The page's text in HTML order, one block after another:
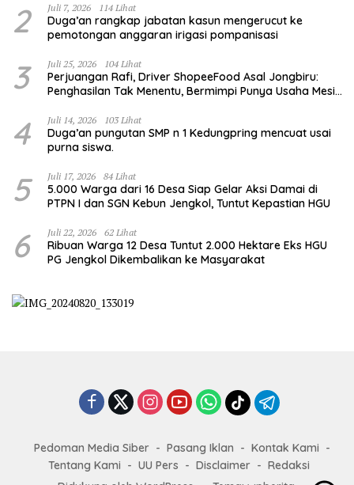
2 Juli 7, 2026 114 Lihat
Duga’an rangkap jabatan kasun mengerucut ke
pemotongan anggaran irigasi pompanisasi
3 Juli 25, 2026 104 Lihat
Perjuangan Rafi, Driver ShopeeFood Asal Jongbiru:
Penghasilan Tak Menentu, Bermimpi Punya Usaha Mesin
4 Juli 14, 2026 103 Lihat
Duga’an pungutan SMP n 1 Kedungpring mencuat usai
purna siswa.
5 Juli 17, 2026 84 Lihat
5.000 Warga dari 16 Desa Siap Gelar Aksi Damai di
PTPN I dan SGN Kebun Jengkol, Tuntut Kepastian HGU
6 Juli 22, 2026 62 Lihat
Ribuan Warga 12 Desa Tuntut 2.000 Hektare Eks HGU
PG Jengkol Dikembalikan ke Masyarakat
Pedoman Media Siber Pasang Iklan
Kontak Kami
Tentang Kami
UU Pers Disclaimer
Redaksi